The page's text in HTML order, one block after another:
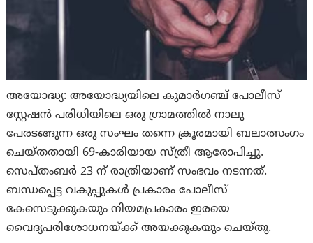
അയോദ്ധ്യ: അയോദ്ധ്യയിലെ കുമാർഗഞ്ച് പോലീസ്
സ്റ്റേഷൻ പരിധിയിലെ ഒരു ഗ്രാമത്തിൽ നാലു
പേരടങ്ങുന്ന ഒരു സംഘം തന്നെ ക്രൂരമായി ബലാത്സംഗം
ചെയ്തതായി 69-കാരിയായ സ്ത്രീ ആരോപിച്ചു.
സെപ്തംബർ 23 ന് രാത്രിയാണ് സംഭവം നടന്നത്.
ബന്ധപ്പെട്ട വകുപ്പുകൾ പ്രകാരം പോലീസ്
കേസെടുക്കുകയും നിയമപ്രകാരം ഇരയെ
വൈദ്യപരിശോധനയ്ക്ക് അയക്കുകയും ചെയ്തു.